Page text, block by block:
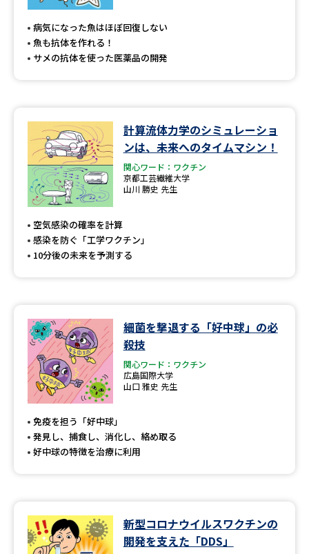
病気になった魚はほぼ回復しない
魚も抗体を作れる！
サメの抗体を使った医薬品の開発
計算流体力学のシミュレーショ
ンは、未来へのタイムマシン！
関心ワード：ワクチン
京都工芸繊維大学
山川 勝史 先生
空気感染の確率を計算
感染を防ぐ「工学ワクチン」
10分後の未来を予測する
細菌を撃退する「好中球」の必
殺技
関心ワード：ワクチン
広島国際大学
山口 雅史 先生
免疫を担う「好中球」
発見し、捕食し、消化し、絡め取る
好中球の特徴を治療に利用
新型コロナウイルスワクチンの
開発を支えた「DDS」